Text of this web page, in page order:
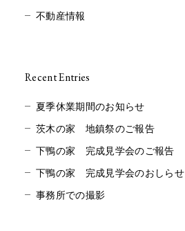
不動産情報
Recent Entries
夏季休業期間のお知らせ
茨木の家 地鎮祭のご報告
下鴨の家 完成見学会のご報告
下鴨の家 完成見学会のおしらせ
事務所での撮影